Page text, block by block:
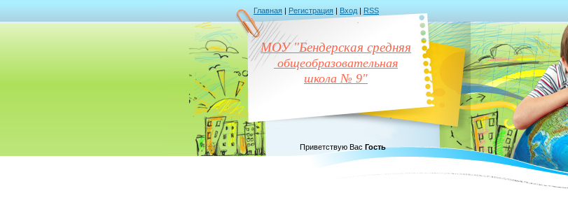
Главная | Регистрация | Вход | RSS
МОУ "Бендерская средняя
общеобразовательная
школа № 9"
Приветствую Вас Гость